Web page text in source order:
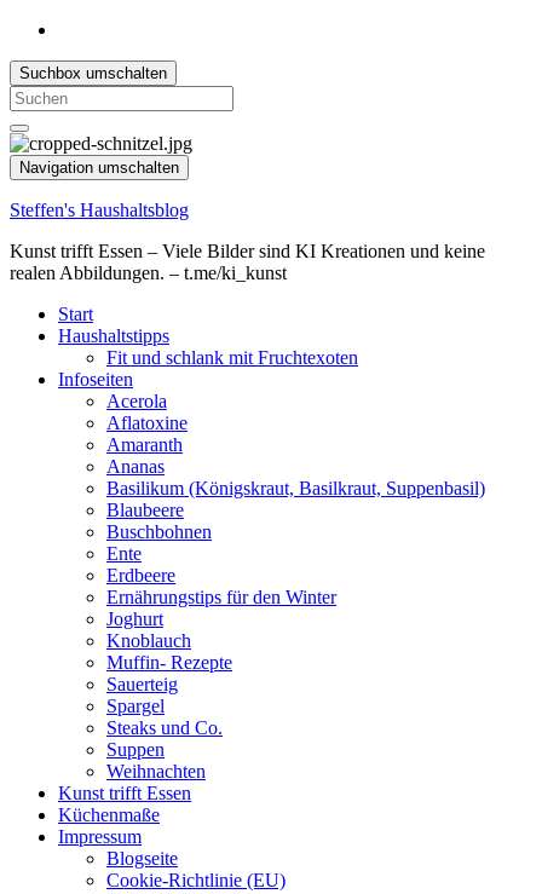
Suchbox umschalten
Search
for:
Navigation umschalten
Steffen's Haushaltsblog
Kunst trifft Essen – Viele Bilder sind KI Kreationen und keine
realen Abbildungen. – t.me/ki_kunst
Start
Haushaltstipps
Fit und schlank mit Fruchtexoten
Infoseiten
Acerola
Aflatoxine
Amaranth
Ananas
Basilikum (Königskraut, Basilkraut, Suppenbasil)
Blaubeere
Buschbohnen
Ente
Erdbeere
Ernährungstips für den Winter
Joghurt
Knoblauch
Muffin- Rezepte
Sauerteig
Spargel
Steaks und Co.
Suppen
Weihnachten
Kunst trifft Essen
Küchenmaße
Impressum
Blogseite
Cookie-Richtlinie (EU)